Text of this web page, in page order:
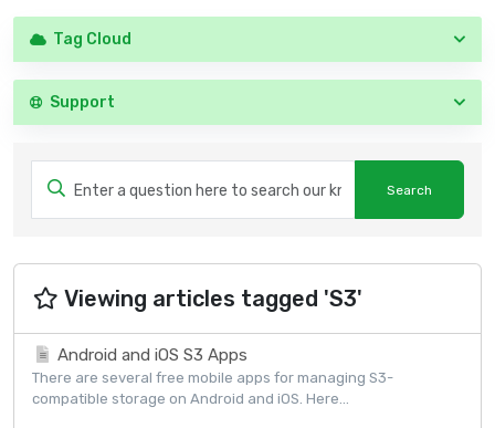
Tag Cloud
Support
Viewing articles tagged 'S3'
Android and iOS S3 Apps
There are several free mobile apps for managing S3-
compatible storage on Android and iOS. Here...